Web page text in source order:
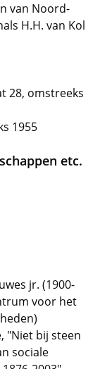
van Noord-
H.H. van Kol
28, omstreeks
1955
etc.
jr. (1900-
voor het
"Niet bij steen
sociale